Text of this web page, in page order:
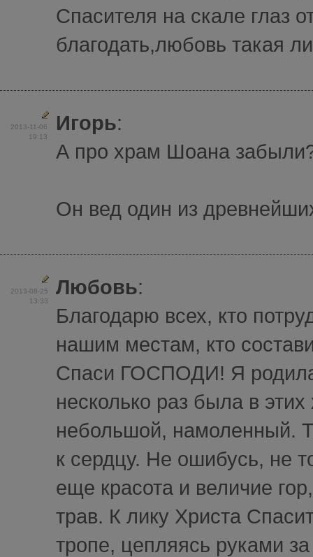
Спасителя на скале глаз
благодать,любовь такая
2013-11-06
19:13
Игорь:
А про храм Шоана
Он вед один из
2013-08-25
13:33
Любовь:
Благодарю всех, кто
нашим местам, кто
Спаси ГОСПОДИ! Я
несколько раз была в
небольшой, намоленный.
к сердцу. Не ошибусь, не
еще красота и величие
трав. К лику Христа
тропе, цепляясь руками